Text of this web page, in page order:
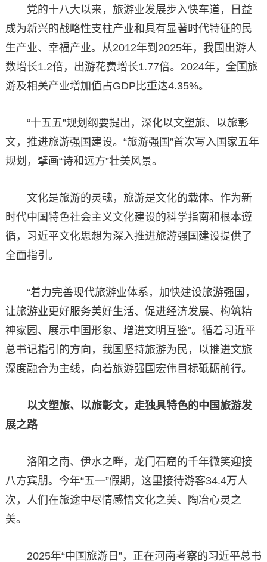
党的十八大以来，旅游业发展步入快车道，日益
成为新兴的战略性支柱产业和具有显著时代特征的民
生产业、幸福产业。从2012年到2025年，我国出游人
数增长1.2倍，出游花费增长1.77倍。2024年，全国旅
游及相关产业增加值占GDP比重达4.35%。
“十五五”规划纲要提出，深化以文塑旅、以旅彰
文，推进旅游强国建设。“旅游强国”首次写入国家五年
规划，擘画“诗和远方”壮美风景。
文化是旅游的灵魂，旅游是文化的载体。作为新
时代中国特色社会主义文化建设的科学指南和根本遵
循，习近平文化思想为深入推进旅游强国建设提供了
全面指引。
“着力完善现代旅游业体系，加快建设旅游强国，
让旅游业更好服务美好生活、促进经济发展、构筑精
神家园、展示中国形象、增进文明互鉴”。循着习近平
总书记指引的方向，我国坚持旅游为民，以推进文旅
深度融合为主线，向着旅游强国宏伟目标砥砺前行。
以文塑旅、以旅彰文，走独具特色的中国旅游发
展之路
洛阳之南、伊水之畔，龙门石窟的千年微笑迎接
八方宾朋。今年“五一”假期，这里接待游客34.4万人
次，人们在旅途中尽情感悟文化之美、陶冶心灵之
美。
2025年“中国旅游日”，正在河南考察的习近平总书